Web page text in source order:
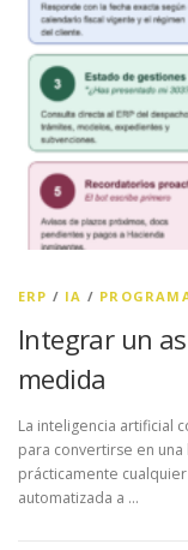
ERP / IA /
Integrar un
medida
La inteligencia artificial
para convertirse en
prácticamente
automatizada a …